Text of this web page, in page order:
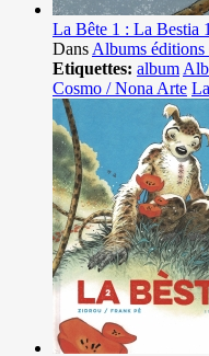
La Bête 1 : La Bestia 1
Dans Albums éditions
Etiquettes: album
Cosmo / Nona Arte